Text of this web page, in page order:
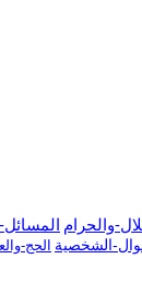
والحرام المسائل-
الشخصية الحج-